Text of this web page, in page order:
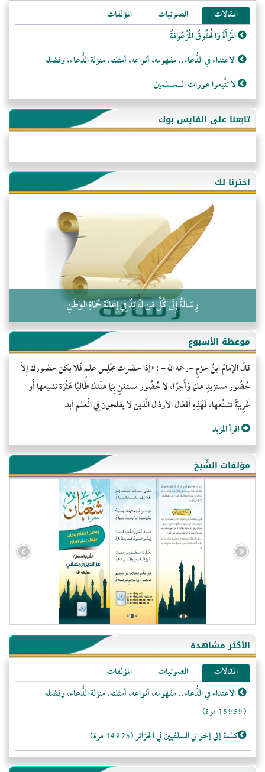
المقالات الصوتيات
المؤلفات
المَرْأَةُ وَالْحُقُوقُ الْمَزْعُوَمَةُ
الاعتداء في الدُّعاء.. مفهومه، أنواعه، أمثلته، منزلة الدُّعاء، وفضله
لا تتَّبعوا عورات الـمسلمين
فقه النَّصيحة عند الصَّحابة الكرام رضي الله عنهم
لَا عِزَّةَ إِلَّا بِالإِسْلَامِ
هذه سبيلنا فماذا تنقمون؟!
أُسُـسُ بَـيْـتِ الـمُسْـلِمِ
التَّعْلِيمُ القُرْآنِي
كلمة إلى إخواني السلفيين في الجزائر
تابعنا على الفايس بوك
اخترنا لك
رِسَالَةٌ إِلَى كُلِّ مَنْ لَهُ يَدٌ فِي إِعَانَةِ حُمَاةِ الوَطَنِ
موعظة الأسبوع
قالَ الإمامُ ابنُ حزمٍ -رحمه الله- : «إذا حضرت مجْلِس علمٍ فَلا يكن حضورك إِلاّ
حُضُور مستزيدٍ علمًا وَأَجرًا، لا حُضُور مستغنٍ بِمَا عنْدك طَالبًا عَثْرَة تشيعها أَو
غَرِيبَةً تشنِّعها، فَهَذِهِ أَفعَال الأرذال الَّذين لا يفلحون فِي الْعلم أبد
اقرأ المزيد
مؤلفات الشّيخ
الأكثر مشاهدة
المقالات الصوتيات
المؤلفات
الاعتداء في الدُّعاء.. مفهومه، أنواعه، أمثلته، منزلة الدُّعاء، وفضله
(16959 مرة)
كلمة إلى إخواني السلفيين في الجزائر (14925 مرة)
لا تتَّبعوا عورات الـمسلمين (13373 مرة)
- الولايات المتحدة (72273)
- فيتنام (21503)
-غير معروف (21147)
- الصين (10602)
- كندا (10255)
- فرنسا (9110)
- المملكة المتحدة (5500)
- روسيا (5500)